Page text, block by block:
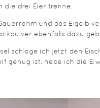
die drei Eier trenne.
und das Eigelb
ebenfalls dazu
schlage ich jetzt den
genug ist, hebe ich die